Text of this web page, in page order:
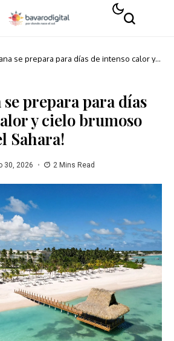
se prepara para días de intenso calor y
se prepara para días
y cielo brumoso
Sahara!
30, 2026 2 Mins Read